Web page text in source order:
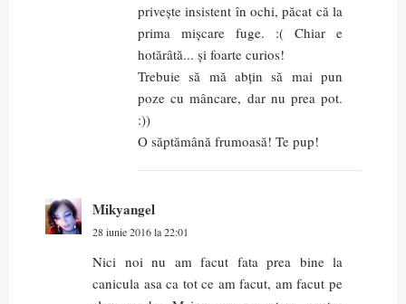
privește insistent în ochi, păcat că la
prima mișcare fuge. :( Chiar e
hotărâtă... și foarte curios!
Trebuie să mă abțin să mai pun
poze cu mâncare, dar nu prea pot.
:))
O săptămână frumoasă! Te pup!
Mikyangel
28 iunie 2016 la 22:01
Nici noi nu am facut fata prea bine la
canicula asa ca tot ce am facut, am facut pe